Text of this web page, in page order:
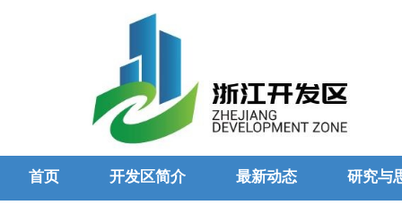
首页 开发区简介 最新动态 研究与